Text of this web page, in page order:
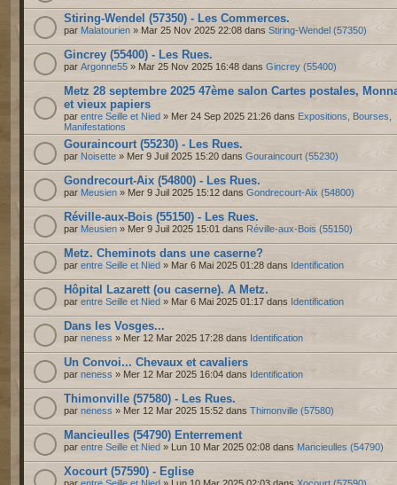
Stiring-Wendel (57350) - Les Commerces.
par Malatourien » Mar 25 Nov 2025 22:08 dans Stiring-Wendel (57350)
Gincrey (55400) - Les Rues.
par Argonne55 » Mar 25 Nov 2025 16:48 dans Gincrey (55400)
Metz 28 septembre 2025 47ème salon Cartes postales,
et vieux papiers
par entre Seille et Nied » Mer 24 Sep 2025 21:26 dans Expositions, Bourses,
Manifestations
Gouraincourt (55230) - Les Rues.
par Noisette » Mer 9 Juil 2025 15:20 dans Gouraincourt (55230)
Gondrecourt-Aix (54800) - Les Rues.
par Meusien » Mer 9 Juil 2025 15:12 dans Gondrecourt-Aix (54800)
Réville-aux-Bois (55150) - Les Rues.
par Meusien » Mer 9 Juil 2025 15:01 dans Réville-aux-Bois (55150)
Metz. Cheminots dans une caserne?
par entre Seille et Nied » Mar 6 Mai 2025 01:28 dans Identification
Hôpital Lazarett (ou caserne). A Metz.
par entre Seille et Nied » Mar 6 Mai 2025 01:17 dans Identification
Dans les Vosges...
par neness » Mer 12 Mar 2025 17:28 dans Identification
Un Convoi... Chevaux et cavaliers
par neness » Mer 12 Mar 2025 16:04 dans Identification
Thimonville (57580) - Les Rues.
par neness » Mer 12 Mar 2025 15:52 dans Thimonville (57580)
Mancieulles (54790) Enterrement
par entre Seille et Nied » Lun 10 Mar 2025 02:08 dans Mancieulles (54790)
Xocourt (57590) - Eglise
par entre Seille et Nied » Lun 10 Mar 2025 02:03 dans Xocourt (57590)